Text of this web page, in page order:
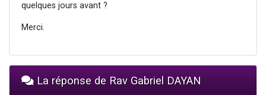
quelques jours avant ?
Merci.
La réponse de Rav Gabriel DAYAN